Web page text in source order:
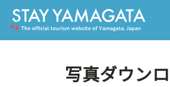
写真ダウン